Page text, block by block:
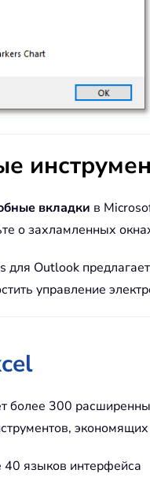
вкладки в
о захламленных
для Outlook предлагает
управление
более 300
языков интерфейса